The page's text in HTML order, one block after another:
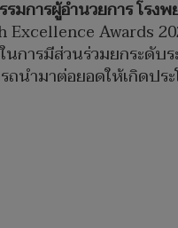
มการผู้อำนวยการ โรง
Excellence Awards
นการมีส่วนร่วมยกระดั
ถนำมาต่อยอดให้เกิดป